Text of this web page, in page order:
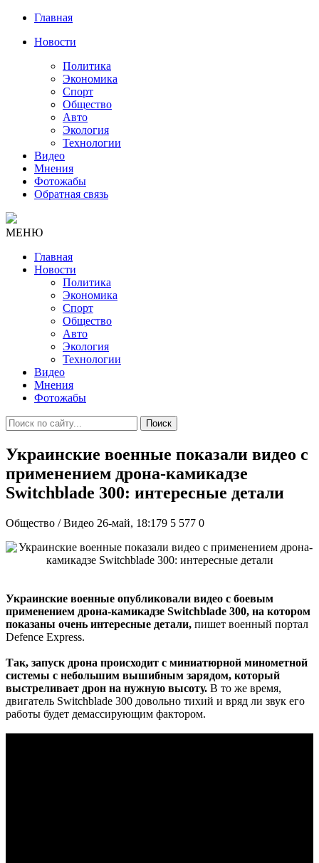
Главная
Новости
Политика
Экономика
Спорт
Общество
Авто
Экология
Технологии
Видео
Мнения
Фотожабы
Обратная связь
МЕНЮ
Главная
Новости
Политика
Экономика
Спорт
Общество
Авто
Экология
Технологии
Видео
Мнения
Фотожабы
Поиск
Украинские военные показали видео с
применением дрона-камикадзе
Switchblade 300: интересные детали
Общество / Видео 26-май, 18:179 5 577 0
Украинские военные опубликовали видео с боевым
применением дрона-камикадзе Switchblade 300, на котором
показаны очень интересные детали, пишет военный портал
Defence Express.
Так, запуск дрона происходит с миниатюрной минометной
системы с небольшим вышибным зарядом, который
выстреливает дрон на нужную высоту. В то же время,
двигатель Switchblade 300 довольно тихий и вряд ли звук его
работы будет демассирующим фактором.